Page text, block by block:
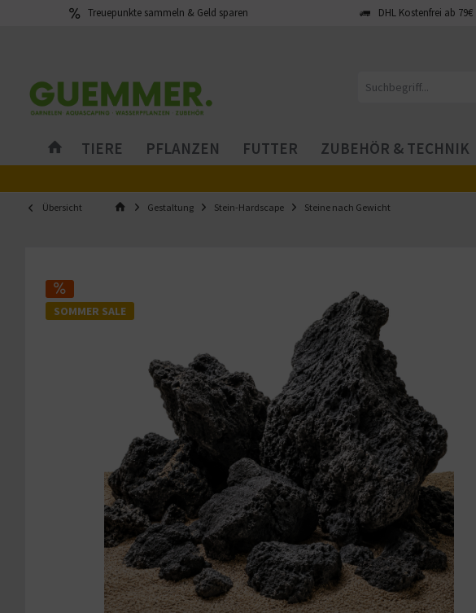
Treuepunkte sammeln & Geld sparen DHL Kostenfrei ab 79€
TIERE PFLANZEN FUTTER ZUBEHÖR & TECHNIK
Übersicht Gestaltung Stein-Hardscape Steine nach Gewicht
SOMMER SALE